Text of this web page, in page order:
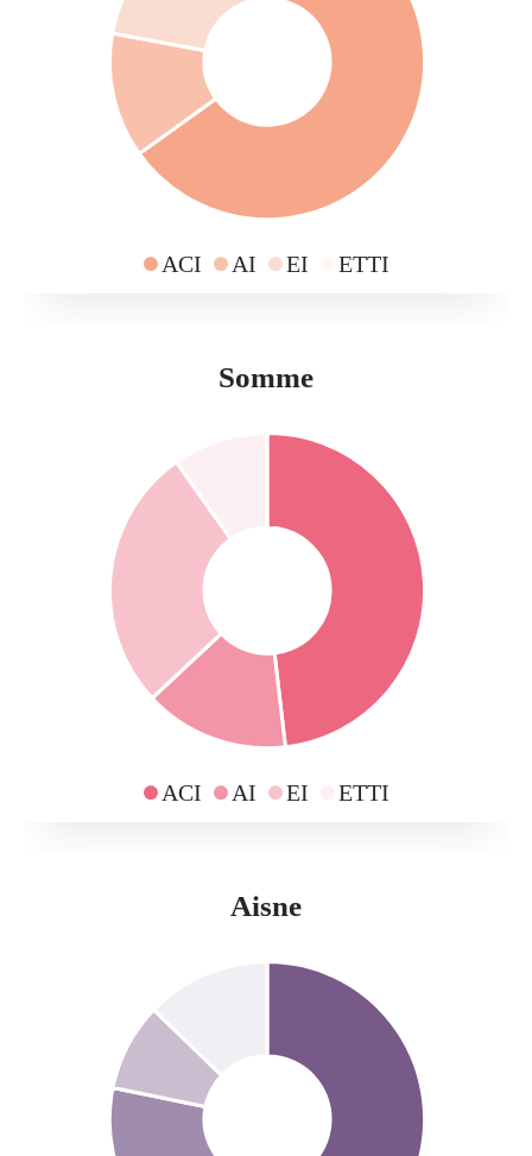
ACI AI EI ETTI
Somme
ACI AI EI ETTI
Aisne